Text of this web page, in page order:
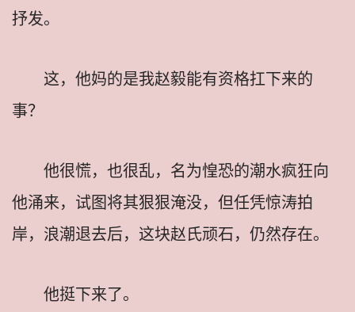
抒发。
这，他妈的是我赵毅能有资格扛下来的
事？
他很慌，也很乱，名为惶恐的潮水疯狂向
他涌来，试图将其狠狠淹没，但任凭惊涛拍
岸，浪潮退去后，这块赵氏顽石，仍然存在。
他挺下来了。